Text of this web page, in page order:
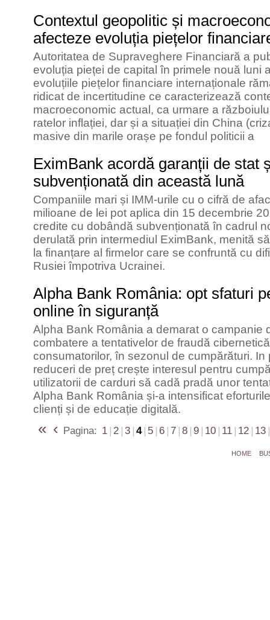
Contextul geopolitic și
afecteze evoluția piețelor
Autoritatea de Supraveghere Financiară a
evoluția pieței de capital în primele nouă luni
evoluțiile piețelor financiare internaționale
ridicat de incertitudine ce caracterizează
macroeconomic actual, ca urmare a
ratelor inflației, dar și a situației din China
masive din marile orașe pe fondul politicii a
EximBank acordă garanții de stat
subvenționată din această lună
Companiile mari și IMM-urile cu o cifră de
milioane de lei pot aplica din 15 decembrie
credite cu dobândă subvenționată în cadrul
derulată prin intermediul EximBank, menită
la finanțare al firmelor care se confruntă cu
Rusiei împotriva Ucrainei.
Alpha Bank România: opt sfaturi
online în siguranță
Alpha Bank România a demarat o campanie
combatere a tentativelor de fraudă
consumatorilor, în sezonul de cumpărături. In
reduceri de preț crește interesul pentru
utilizatorii de carduri să cadă pradă unor
Alpha Bank România și-a intensificat
clienți și de educație digitală.
« ‹ Pagina: 1 | 2 | 3 | 4 | 5 | 6 | 7 | 8 | 9 | 10 | 11 | 12 | 13 |
HOME